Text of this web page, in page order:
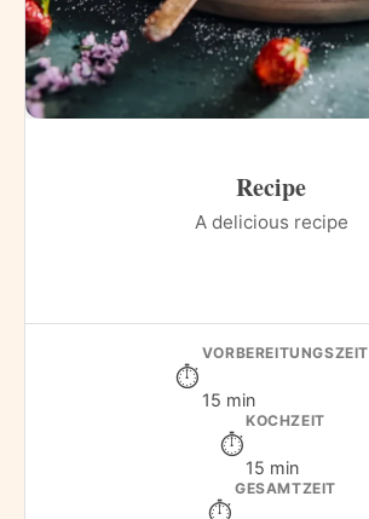
Recipe
A delicious recipe
VORBEREITUNGSZEIT
15 min
KOCHZEIT
15 min
GESAMTZEIT